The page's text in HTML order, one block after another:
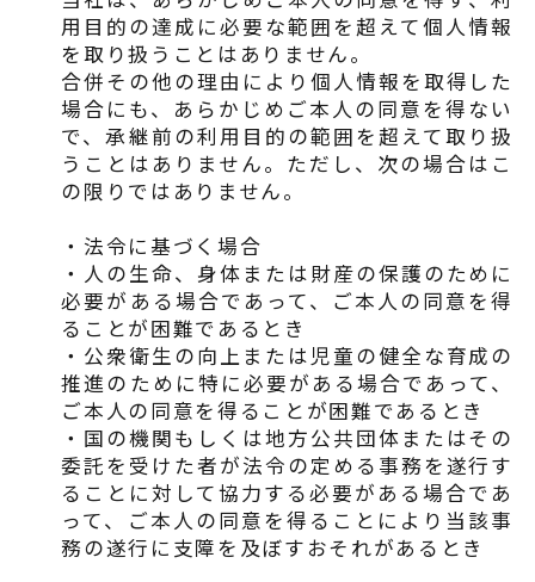
用目的の達成に必要な範囲を超えて個人情報
を取り扱うことはありません。
合併その他の理由により個人情報を取得した
場合にも、あらかじめご本人の同意を得ない
で、承継前の利用目的の範囲を超えて取り扱
うことはありません。ただし、次の場合はこ
の限りではありません。
・法令に基づく場合
・人の生命、身体または財産の保護のために
必要がある場合であって、ご本人の同意を得
ることが困難であるとき
・公衆衛生の向上または児童の健全な育成の
推進のために特に必要がある場合であって、
ご本人の同意を得ることが困難であるとき
・国の機関もしくは地方公共団体またはその
委託を受けた者が法令の定める事務を遂行す
ることに対して協力する必要がある場合であ
って、ご本人の同意を得ることにより当該事
務の遂行に支障を及ぼすおそれがあるとき